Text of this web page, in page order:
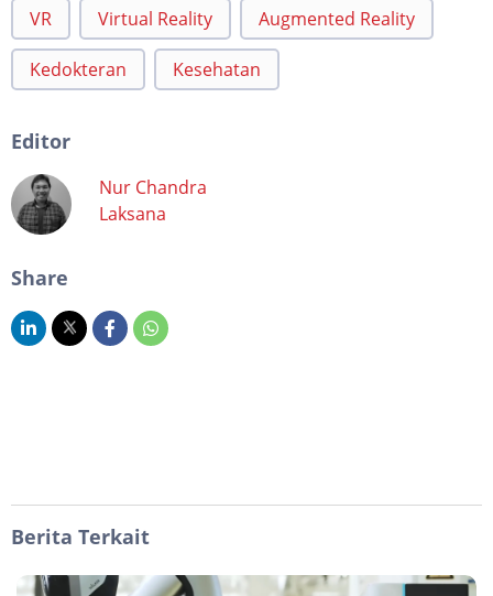
VR Virtual Reality Augmented Reality
Kedokteran Kesehatan
Editor
Nur Chandra
Laksana
Share
Berita Terkait